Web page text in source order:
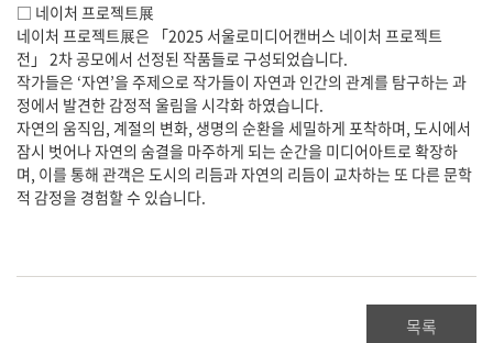
□ 네이처 프로젝트展
네이처 프로젝트展은 「2025 서울로미디어캔버스 네이처 프로젝트
전」 2차 공모에서 선정된 작품들로 구성되었습니다.
작가들은 ‘자연’을 주제으로 작가들이 자연과 인간의 관계를 탐구하는 과
정에서 발견한 감정적 울림을 시각화 하였습니다.
자연의 움직임, 계절의 변화, 생명의 순환을 세밀하게 포착하며, 도시에서
잠시 벗어나 자연의 숨결을 마주하게 되는 순간을 미디어아트로 확장하
며, 이를 통해 관객은 도시의 리듬과 자연의 리듬이 교차하는 또 다른 문학
적 감정을 경험할 수 있습니다.
목록